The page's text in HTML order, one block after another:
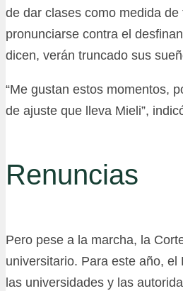
de dar clases como medida
pronunciarse contra el
dicen, verán truncado sus
“Me gustan estos momentos,
de ajuste que lleva Mieli”,
Renuncias
Pero pese a la marcha, la
universitario. Para este año,
las universidades y las